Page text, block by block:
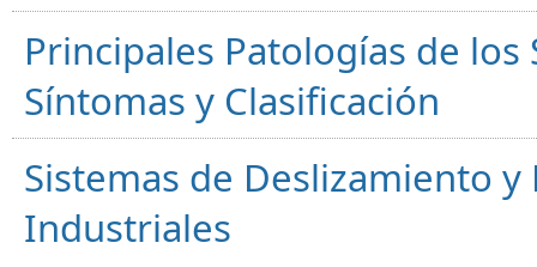
Principales Patologías de
Síntomas y Clasificación
Sistemas de Deslizamiento
Industriales